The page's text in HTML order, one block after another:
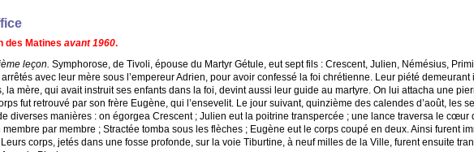
des Matines avant 1960.
leçon. Symphorose, de Tivoli, épouse du Martyr Gétule, eut sept fils : Crescent, Julien, Némésius,
avec leur mère sous l’empereur Adrien, pour avoir confessé la foi chrétienne. Leur piété
la mère, qui avait instruit ses enfants dans la foi, devint aussi leur guide au martyre. On lui attacha une
fut retrouvé par son frère Eugène, qui l’ensevelit. Le jour suivant, quinzième des calendes d’août, les
diverses manières : on égorgea Crescent ; Julien eut la poitrine transpercée ; une lance traversa le cœur
membre par membre ; Stractée tomba sous les flèches ; Eugène eut le corps coupé en deux. Ainsi furent
Leurs corps, jetés dans une fosse profonde, sur la voie Tiburtine, à neuf milles de la Ville, furent ensuite